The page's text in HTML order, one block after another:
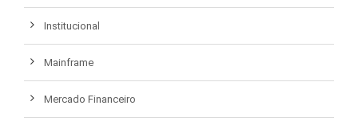
Institucional
Mainframe
Mercado Financeiro